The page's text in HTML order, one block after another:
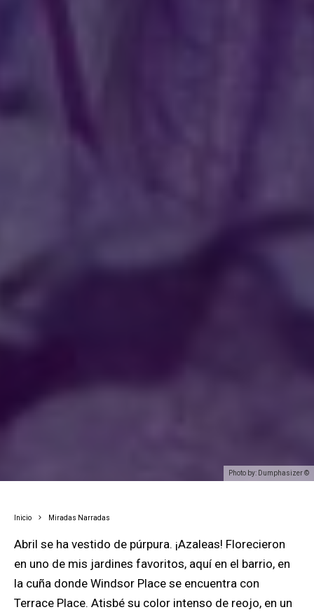
Photo by: Dumphasizer ©
Inicio Miradas Narradas
Abril se ha vestido de púrpura. ¡Azaleas! Florecieron
en uno de mis jardines favoritos, aquí en el barrio, en
la cuña donde Windsor Place se encuentra con
Terrace Place. Atisbé su color intenso de reojo, en un